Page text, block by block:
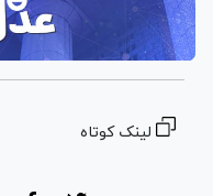
لینک کوتاه